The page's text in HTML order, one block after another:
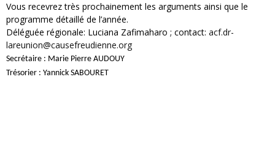
Vous recevrez très prochainement les arguments ainsi que le
programme détaillé de l’année.
Déléguée régionale: Luciana Zafimaharo ; contact: acf.dr-
lareunion@causefreudienne.org
Secrétaire : Marie Pierre AUDOUY
Trésorier : Yannick SABOURET